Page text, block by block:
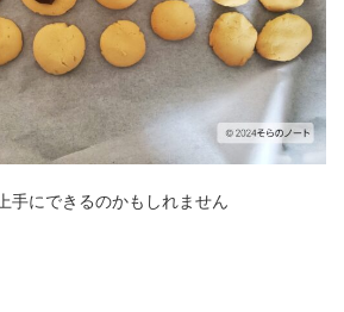
手にできるのかもしれません